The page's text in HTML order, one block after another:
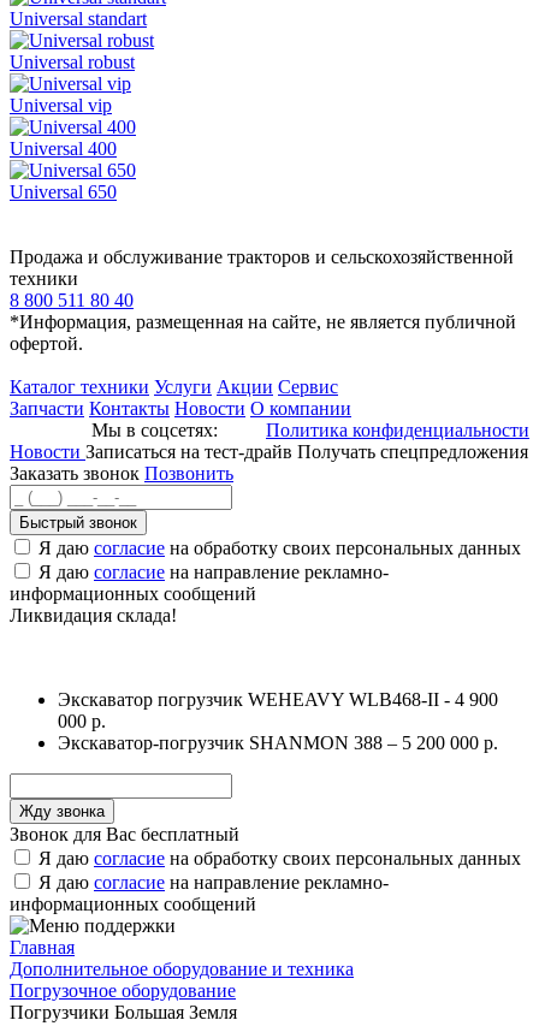
Universal standart
Universal robust
Universal vip
Universal 400
Universal 650
Продажа и обслуживание тракторов и сельскохозяйственной
техники
8 800 511 80 40
*Информация, размещенная на сайте, не является публичной
офертой.
Каталог техники Услуги Акции Сервис
Запчасти Контакты Новости О компании
Мы в соцсетях:
Политика конфиденциальности
Новости Записаться на тест-драйв Получать спецпредложения
Заказать звонок Позвонить
Быстрый звонок
Я даю согласие на обработку своих персональных данных
Я даю согласие на направление рекламно-
информационных сообщений
Ликвидация склада!
Экскаватор погрузчик WEHEAVY WLB468-II - 4 900
000 р.
Экскаватор-погрузчик SHANMON 388 – 5 200 000 р.
Звонок для Вас бесплатный
Я даю согласие на обработку своих персональных данных
Я даю согласие на направление рекламно-
информационных сообщений
Главная
Дополнительное оборудование и техника
Погрузочное оборудование
Погрузчики Большая Земля